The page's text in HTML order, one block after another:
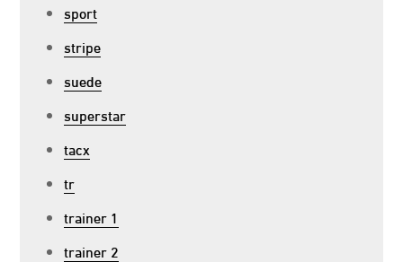
sport
stripe
suede
superstar
tacx
tr
trainer 1
trainer 2